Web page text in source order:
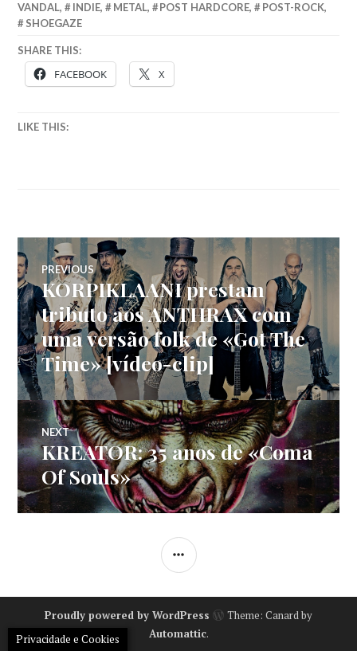
VANDAL, INDIE, METAL, POST HARDCORE, POST-ROCK,
SHOEGAZE
SHARE THIS:
FACEBOOK X
LIKE THIS:
Navegação
de
artigos
PREVIOUS
Previous
post:
KORPIKLAANI prestam
tributo aos ANTHRAX com
uma versão folk de «Got The
Time» [vídeo-clip]
NEXT
Next
post:
KREATOR: 35 anos de «Coma
Of Souls»
SIDEBAR
Proudly powered by WordPress
Theme: Canard by
Automattic.
Privacidade e Cookies